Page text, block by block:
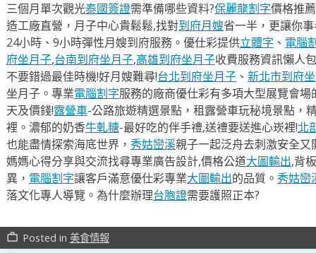
三個月單次觀光泰國簽證需準備哪些資料?保麗龍割字價格推
造工廠直營，月子中心貴鬆鬆,找對到府月嫂省一半，更讓你
24小時、9小時彈性月嫂到府服務。優仕彩提供立體字 、 電腦
府坐月子,台南到府坐月子,高雄到府坐月子收費服務資訊懶人
不要錯過最佳時機!好月嫂難尋!台北到府坐月子、 新北市到府
坐月子。專業電腦割字服務的廠商優仕彩有多項大型展覽會場
天及價錢!露營車-公路旅遊精選景點，租露營車玩秘境景點，
裡。濃郁的奶香牛軋糖-最好吃的伴手禮,送禮要送進心崁裡!北
也能盡情探索海底世界， 秀姑巒溪親子一起泛舟去​刺激安全
媽媽心得分享與交流找尋專業廣告設計,價格公道大圖輸出,背
異， 電腦割字讓客戶滿意優仕彩專業大圖輸出的品質。 秀姑巒
落文化專人導覽。為什麼辦理台胞證需要護照正本?
work_outline Posted in 美食情報